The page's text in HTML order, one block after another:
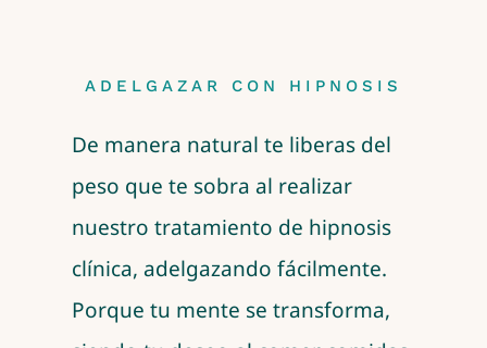
ADELGAZAR CON HIPNOSIS
De manera natural te liberas del
peso que te sobra al realizar
nuestro tratamiento de hipnosis
clínica, adelgazando fácilmente.
Porque tu mente se transforma,